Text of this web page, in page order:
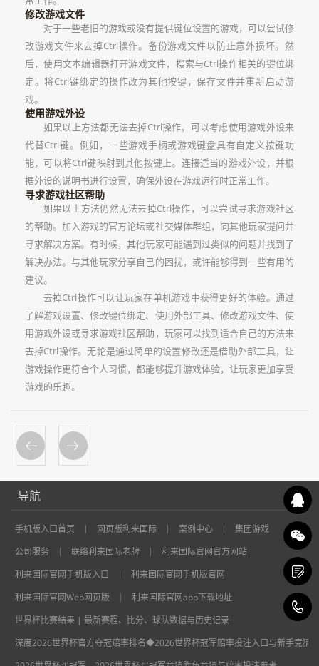
修改游戏文件
对于一些老旧的游戏或没有提供键位设置的游戏，可以尝试修
改游戏文件来去掉Ctrl操作。备份游戏文件以防止意外损坏。然
后，使用文本编辑器打开游戏文件，搜索与Ctrl操作相关的键位绑
定。将Ctrl键绑定的操作改为其他按键，保存文件并重新启动游
戏。
使用游戏外设
如果以上方法都无法去掉Ctrl操作，可以考虑使用游戏外设来
代替Ctrl键。例如，一些游戏手柄或游戏键盘具有自定义按键功
能，可以将Ctrl键映射到其他按键上。连接适当的游戏外设，并根
据外设的说明书进行设置，确保外设在游戏运行时正常工作。
寻求游戏社区帮助
如果以上方法仍然无法去掉Ctrl操作，可以尝试寻求游戏社区
的帮助。加入游戏的官方论坛或社交媒体群组，向其他玩家提问并
寻求解决方案。有时候，其他玩家可能遇到过类似的问题并找到了
解决办法。与其他玩家分享自己的困扰，或许能够得到一些有用的
建议。
去掉Ctrl操作可以让玩家在单机游戏中获得更好的体验。通过
了解游戏设置、修改键位绑定、使用外部工具、修改游戏文件、使
用游戏外设或寻求游戏社区帮助，玩家可以找到适合自己的方法来
去掉Ctrl操作。无论是通过简单的设置修改还是借助外部工具，让
游戏操作更符合个人习惯，都能够提升游戏体验，让玩家更加享受
游戏的乐趣。
导航
手机版入口首页 网页版利来囯际 案例中心
集团游戏
公司服务
联络利来囯际老牌
利来囯际官网官方网站
利来囯际官网手机版入口
利来囯际官网手机版官网
利来囯际官网Web网页版
利来囯际官网app下载地址
世界杯比赛结果 | 最新赛程、比分、球队数据与历史记录
深度2026世界杯官方夺冠赔率排名◆2026世界杯冠军赔率投注入口与新手竞猜